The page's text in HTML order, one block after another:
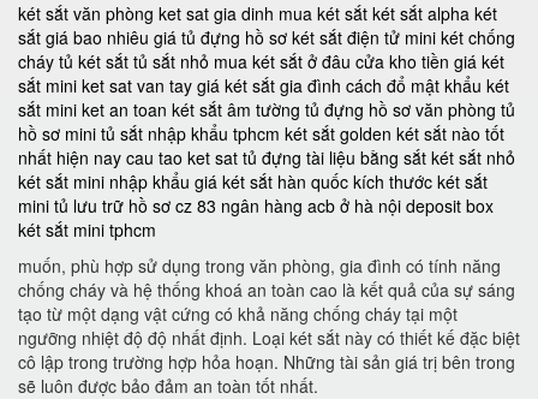
két sắt văn phòng ket sat gia dinh mua két sắt két sắt alpha két
sắt giá bao nhiêu giá tủ đựng hồ sơ két sắt điện tử mini két chống
cháy tủ két sắt tủ sắt nhỏ mua két sắt ở đâu cửa kho tiền giá két
sắt mini ket sat van tay giá két sắt gia đình cách đổ mật khẩu két
sắt mini ket an toan két sắt âm tường tủ đựng hồ sơ văn phòng tủ
hồ sơ mini tủ sắt nhập khẩu tphcm két sắt golden két sắt nào tốt
nhất hiện nay cau tao ket sat tủ đựng tài liệu bằng sắt két sắt nhỏ
két sắt mini nhập khẩu giá két sắt hàn quốc kích thước két sắt
mini tủ lưu trữ hồ sơ cz 83 ngân hàng acb ở hà nội deposit box
két sắt mini tphcm
muốn, phù hợp sử dụng trong văn phòng, gia đình có tính năng
chống cháy và hệ thống khoá an toàn cao là kết quả của sự sáng
tạo từ một dạng vật cứng có khả năng chống cháy tại một
ngưỡng nhiệt độ độ nhất định. Loại két sắt này có thiết kế đặc biệt
cô lập trong trường hợp hỏa hoạn. Những tài sản giá trị bên trong
sẽ luôn được bảo đảm an toàn tốt nhất.